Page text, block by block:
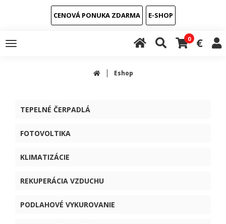
CENOVÁ PONUKA ZDARMA E-SHOP
Toggle
0 €
Eshop
TEPELNÉ ČERPADLÁ
FOTOVOLTIKA
KLIMATIZÁCIE
REKUPERÁCIA VZDUCHU
PODLAHOVÉ VYKUROVANIE